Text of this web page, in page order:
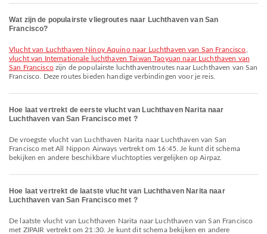
Wat zijn de populairste vliegroutes naar Luchthaven van San
Francisco?
vlucht van Luchthaven Ninoy Aquino naar Luchthaven van San Francisco
vlucht van Internationale luchthaven Taiwan Taoyuan naar Luchthaven van
San Franciscozijn de populairste luchthaventroutes naar Luchthaven van San
Francisco. Deze routes bieden handige verbindingen voor je reis.
Hoe laat vertrekt de eerste vlucht van Luchthaven Narita naar
Luchthaven van San Francisco met ?
De vroegste vlucht van Luchthaven Narita naar Luchthaven van San
Francisco met All Nippon Airways vertrekt om 16:45. Je kunt dit schema
bekijken en andere beschikbare vluchtopties vergelijken op Airpaz.
Hoe laat vertrekt de laatste vlucht van Luchthaven Narita naar
Luchthaven van San Francisco met ?
De laatste vlucht van Luchthaven Narita naar Luchthaven van San Francisco
met ZIPAIR vertrekt om 21:30. Je kunt dit schema bekijken en andere